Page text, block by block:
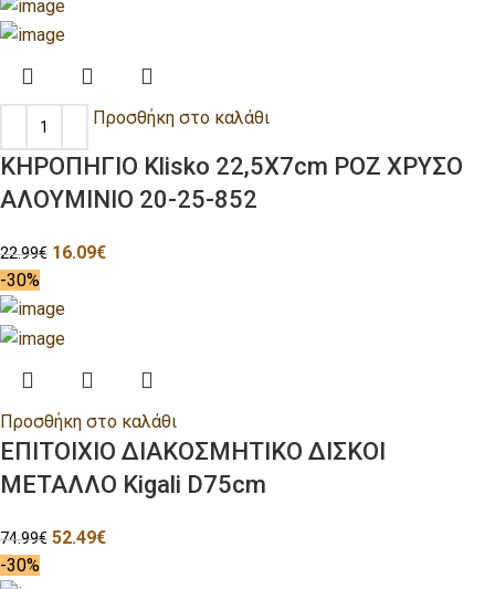
Προσθήκη στο καλάθι
ΚΗΡΟΠΗΓΙΟ Klisko 22,5Χ7cm ΡΟΖ ΧΡΥΣΟ
ΑΛΟΥΜΙΝΙΟ 20-25-852
22.99€ 16.09€
-30%
Προσθήκη στο καλάθι
ΕΠΙΤΟΙΧΙΟ ΔΙΑΚΟΣΜΗΤΙΚΟ ΔΙΣΚΟΙ
ΜΕΤΑΛΛΟ Kigali D75cm
74.99€ 52.49€
-30%